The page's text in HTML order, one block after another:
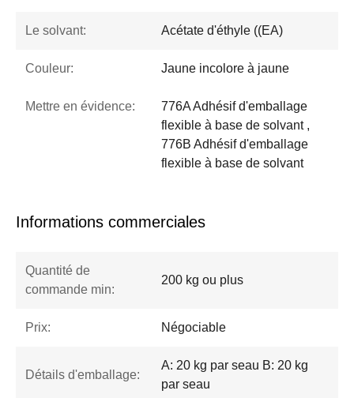
Le solvant: Acétate d'éthyle ((EA)
Couleur: Jaune incolore à jaune
Mettre en évidence:
776A Adhésif d'emballage
flexible à base de solvant ,
776B Adhésif d'emballage
flexible à base de solvant
Informations commerciales
Quantité de
commande min:
200 kg ou plus
Prix: Négociable
Détails d'emballage:
A: 20 kg par seau B: 20 kg
par seau